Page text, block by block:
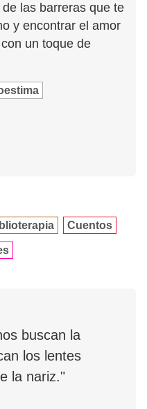
las barreras que te
y encontrar el amor
un toque de
Cuentos
buscan la
los lentes
la nariz."